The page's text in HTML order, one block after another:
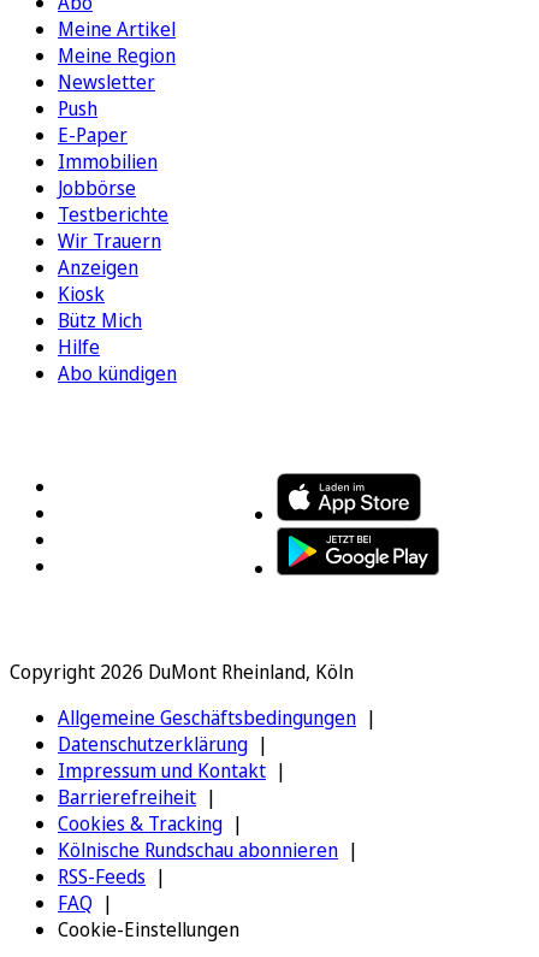
Meine Artikel
Meine Region
Newsletter
Push
E-Paper
Immobilien
Jobbörse
Testberichte
Wir Trauern
Anzeigen
Kiosk
Bütz Mich
Hilfe
Abo kündigen
Copyright 2026 DuMont Rheinland, Köln
Allgemeine Geschäftsbedingungen
Datenschutzerklärung
Impressum und Kontakt
Barrierefreiheit
Cookies & Tracking
Kölnische Rundschau abonnieren
RSS-Feeds
FAQ
Cookie-Einstellungen